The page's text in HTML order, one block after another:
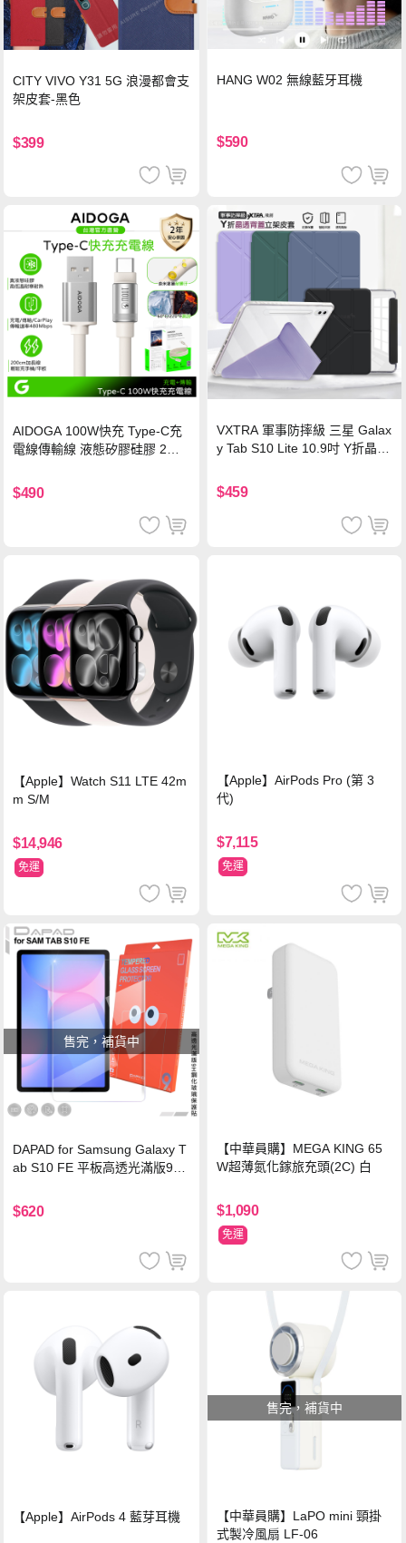
CITY VIVO Y31 5G 浪漫都會支
架皮套-黑色
$399
HANG W02 無線藍牙耳機
$590
AIDOGA 100W快充 Type-C充
電線傳輸線 液態矽膠硅膠 2M
$490
VXTRA 軍事防摔級 三星 Galax
y Tab S10 Lite 10.9吋 Y折晶透
$459
【Apple】Watch S11 LTE 42m
m S/M
$14,946
免運
【Apple】AirPods Pro (第 3
代)
$7,115
免運
售完，補貨中
DAPAD for Samsung Galaxy T
ab S10 FE 平板高透光滿版9H
$620
【中華員購】MEGA KING 65
W超薄氮化鎵旅充頭(2C) 白
$1,090
免運
【Apple】AirPods 4 藍芽耳機
售完，補貨中
【中華員購】LaPO mini 頸掛
式製冷風扇 LF-06